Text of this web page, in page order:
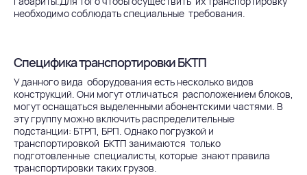
необходимо соблюдать специальные требования.
Специфика транспортировки БКТП
У данного вида оборудования есть несколько видов
конструкций. Они могут отличаться расположением блоков,
могут оснащаться выделенными абонентскими частями. В
эту группу можно включить распределительные
подстанции: БТРП, БРП. Однако погрузкой и
транспортировкой БКТП занимаются только
подготовленные специалисты, которые знают правила
транспортировки таких грузов.